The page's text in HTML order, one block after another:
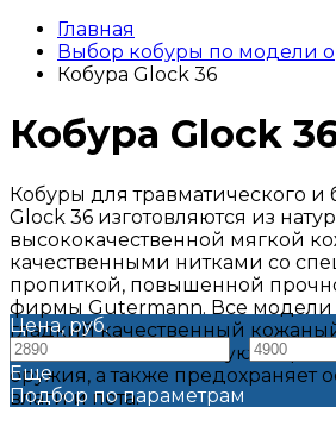
Главная
Выбор кобуры по модели
Кобура Glock 36
Кобура Glock
Кобуры для травматического и
Glock 36 изготовляются из
высококачественной мягкой
качественными нитками со
пропиткой, повышенной
фирмы Gutermann. Все модели
гладкий качественный
обеспечивает отличную
оружия, а также предохраняет
влаги и пота.
Цена, руб.
—
Еще
Подбор по параметрам